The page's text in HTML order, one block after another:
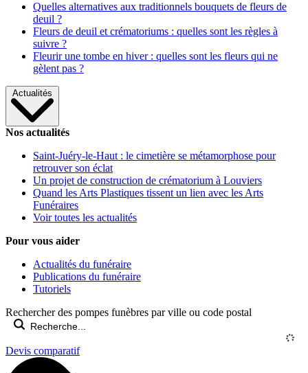
Quelles alternatives aux traditionnels bouquets de fleurs de
deuil ?
Fleurs de deuil et crématoriums : quelles sont les règles à
suivre ?
Fleurir une tombe en hiver : quelles sont les fleurs qui ne
gèlent pas ?
Actualités
Nos actualités
Saint-Juéry-le-Haut : le cimetière se métamorphose pour
retrouver son éclat
Un projet de construction de crématorium à Louviers
Quand les Arts Plastiques tissent un lien avec les Arts
Funéraires
Voir toutes les actualités
Pour vous aider
Actualités du funéraire
Publications du funéraire
Tutoriels
Rechercher des pompes funèbres par ville ou code postal
Devis comparatif